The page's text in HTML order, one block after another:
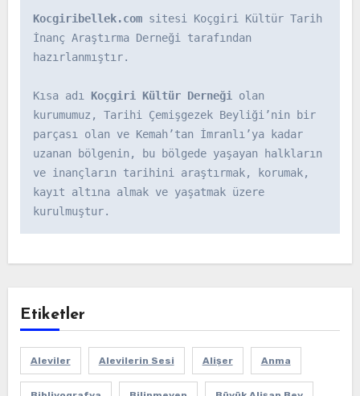
Kocgiribellek.com sitesi Koçgiri Kültür Tarih
İnanç Araştırma Derneği tarafından
hazırlanmıştır.
Kısa adı Koçgiri Kültür Derneği olan
kurumumuz, Tarihi Çemişgezek Beyliği’nin bir
parçası olan ve Kemah’tan İmranlı’ya kadar
uzanan bölgenin, bu bölgede yaşayan halkların
ve inançların tarihini araştırmak, korumak,
kayıt altına almak ve yaşatmak üzere
kurulmuştur.
Etiketler
Aleviler Alevilerin Sesi Alişer Anma